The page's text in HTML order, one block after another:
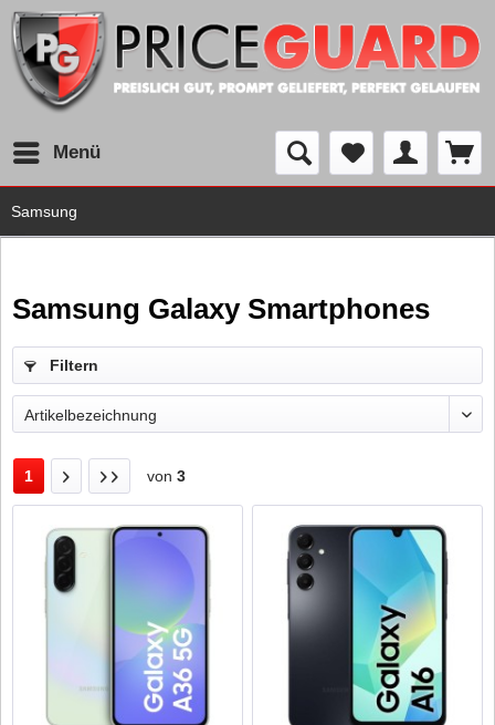
Menü
Samsung
Samsung Galaxy Smartphones
Filtern
1 von 3